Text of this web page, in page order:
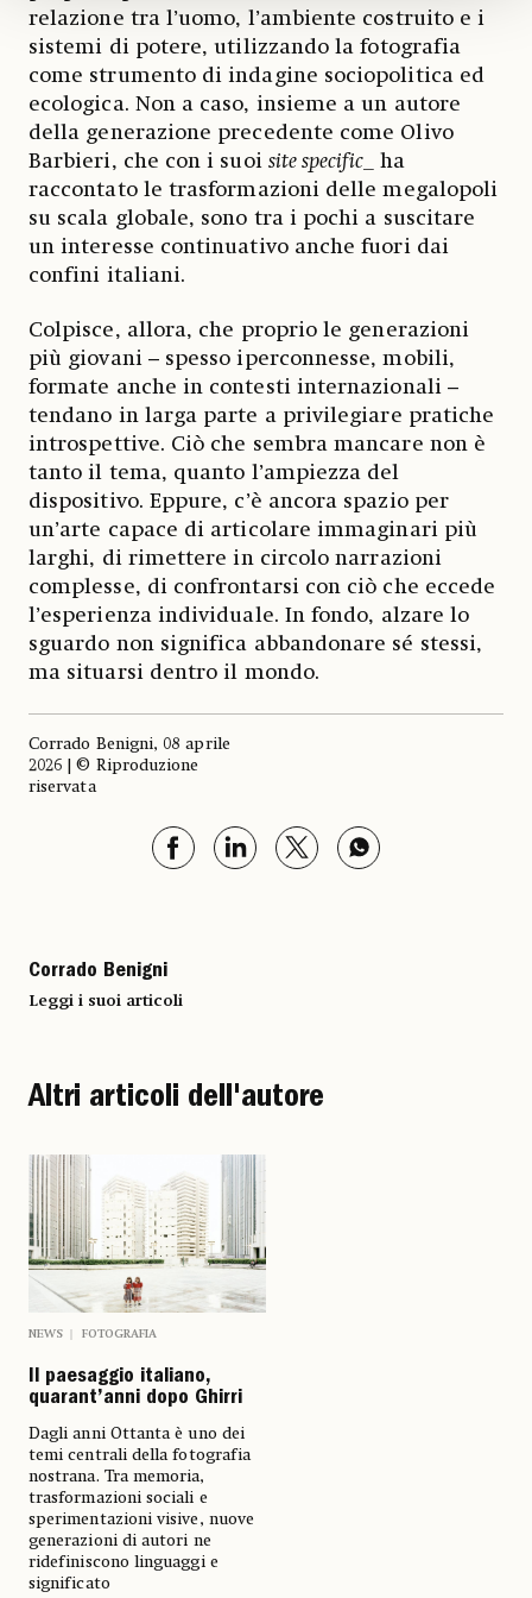
relazione tra l’uomo, l’ambiente costruito e i
sistemi di potere, utilizzando la fotografia
come strumento di indagine sociopolitica ed
ecologica. Non a caso, insieme a un autore
della generazione precedente come Olivo
Barbieri, che con i suoi site specific_
ha
raccontato le trasformazioni delle megalopoli
su scala globale, sono tra i pochi a suscitare
un interesse continuativo anche fuori dai
confini italiani.
Colpisce, allora, che proprio le generazioni
più giovani – spesso iperconnesse, mobili,
formate anche in contesti internazionali –
tendano in larga parte a privilegiare pratiche
introspettive. Ciò che sembra mancare non è
tanto il tema, quanto l’ampiezza del
dispositivo. Eppure, c’è ancora spazio per
un’arte capace di articolare immaginari più
larghi, di rimettere in circolo narrazioni
complesse, di confrontarsi con ciò che eccede
l’esperienza individuale. In fondo, alzare lo
sguardo non significa abbandonare sé stessi,
ma situarsi dentro il mondo.
Corrado Benigni, 08 aprile
2026 | © Riproduzione
riservata
Corrado Benigni
Leggi i suoi articoli
Altri articoli dell'autore
NEWS FOTOGRAFIA
Il paesaggio italiano,
quarant’anni dopo Ghirri
Dagli anni Ottanta è uno dei
temi centrali della fotografia
nostrana. Tra memoria,
trasformazioni sociali e
sperimentazioni visive, nuove
generazioni di autori ne
ridefiniscono linguaggi e
significato